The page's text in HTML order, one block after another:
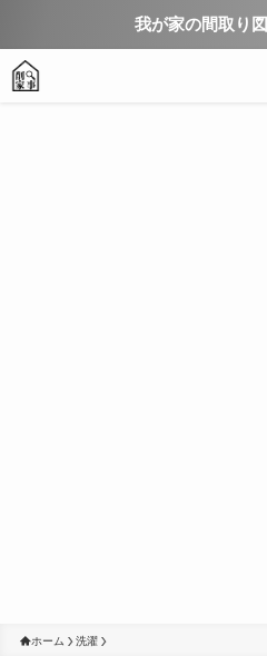
我が家の間取り図
ホーム 洗濯